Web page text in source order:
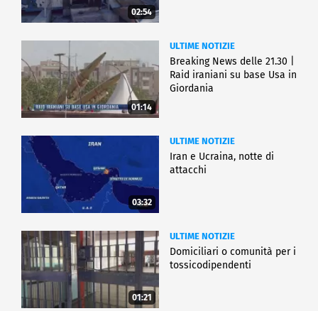
02:54
01:14
ULTIME NOTIZIE
Breaking News delle 21.30 |
Raid iraniani su base Usa in
Giordania
03:32
ULTIME NOTIZIE
Iran e Ucraina, notte di
attacchi
01:21
ULTIME NOTIZIE
Domiciliari o comunità per i
tossicodipendenti